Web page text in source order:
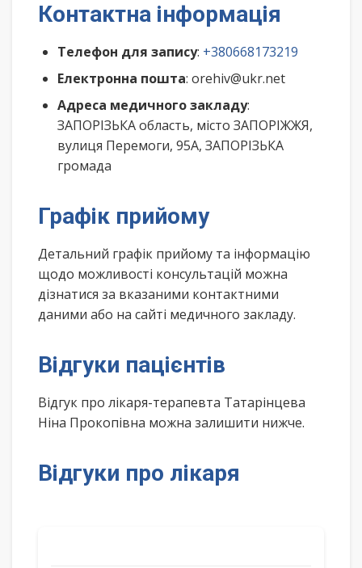
Контактна інформація
Телефон для запису: +380668173219
Електронна пошта: orehiv@ukr.net
Адреса медичного закладу:
ЗАПОРІЗЬКА область, місто ЗАПОРІЖЖЯ,
вулиця Перемоги, 95А, ЗАПОРІЗЬКА
громада
Графік прийому
Детальний графік прийому та інформацію
щодо можливості консультацій можна
дізнатися за вказаними контактними
даними або на сайті медичного закладу.
Відгуки пацієнтів
Відгук про лікаря-терапевта Татарінцева
Ніна Прокопівна можна залишити нижче.
Відгуки про лікаря